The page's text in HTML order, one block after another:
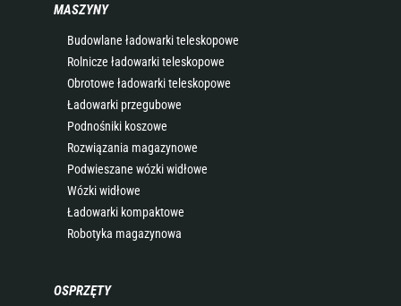
MASZYNY
Budowlane ładowarki teleskopowe
Rolnicze ładowarki teleskopowe
Obrotowe ładowarki teleskopowe
Ładowarki przegubowe
Podnośniki koszowe
Rozwiązania magazynowe
Podwieszane wózki widłowe
Wózki widłowe
Ładowarki kompaktowe
Robotyka magazynowa
OSPRZĘTY